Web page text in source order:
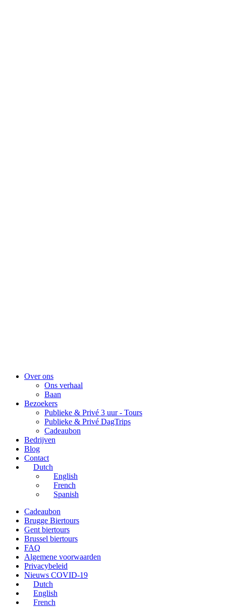
Over ons
Ons verhaal
Baan
Bezoekers
Publieke & Privé 3 uur - Tours
Publieke & Privé DagTrips
Cadeaubon
Bedrijven
Blog
Contact
Dutch
English
French
Spanish
Cadeaubon
Brugge Biertours
Gent biertours
Brussel biertours
FAQ
Algemene voorwaarden
Privacybeleid
Nieuws COVID-19
Dutch
English
French